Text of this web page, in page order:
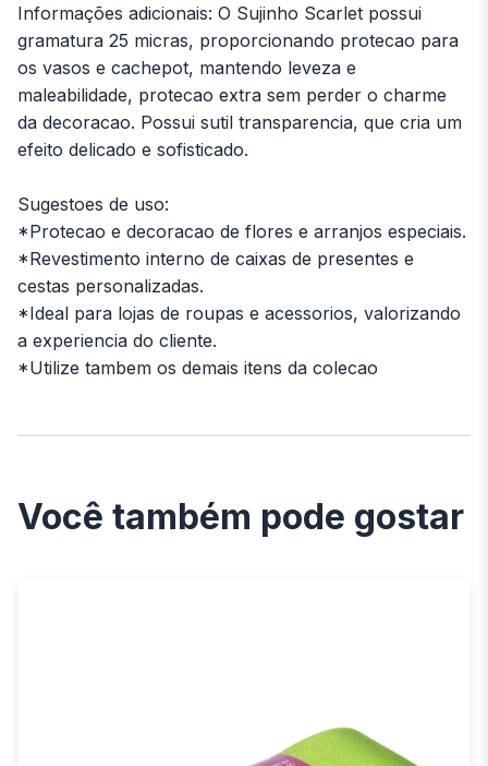
Informações adicionais: O Sujinho Scarlet possui
gramatura 25 micras, proporcionando protecao para
os vasos e cachepot, mantendo leveza e
maleabilidade, protecao extra sem perder o charme
da decoracao. Possui sutil transparencia, que cria um
efeito delicado e sofisticado.
Sugestoes de uso:
*Protecao e decoracao de flores e arranjos especiais.
*Revestimento interno de caixas de presentes e
cestas personalizadas.
*Ideal para lojas de roupas e acessorios, valorizando
a experiencia do cliente.
*Utilize tambem os demais itens da colecao
Você também pode gostar